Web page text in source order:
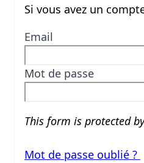
Si vous avez un
Email
Mot de passe
This form is protected
Mot de passe oublié ?